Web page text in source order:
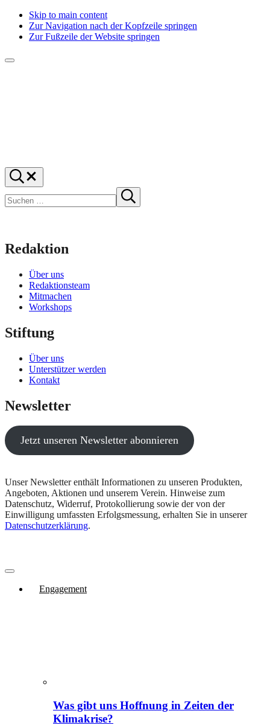
Skip to main content
Zur Navigation nach der Kopfzeile springen
Zur Fußzeile der Website springen
Menü
f1rstlife
Und
was
denkst
du?
Suchen
…
Suche
starten
Redaktion
Über uns
Redaktionsteam
Mitmachen
Workshops
Stiftung
Über uns
Unterstützer werden
Kontakt
Newsletter
Jetzt unseren Newsletter abonnieren
Unser Newsletter enthält Informationen zu unseren Produkten,
Angeboten, Aktionen und unserem Verein. Hinweise zum
Datenschutz, Widerruf, Protokollierung sowie der von der
Einwilligung umfassten Erfolgsmessung, erhalten Sie in unserer
Datenschutzerklärung.
Engagement
Was gibt uns Hoffnung in Zeiten der
Klimakrise?